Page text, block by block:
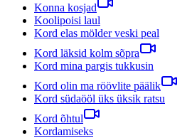
Konna kosjad
Koolipoisi laul
Kord elas mölder veski peal
Kord läksid kolm sõpra
Kord mina pargis tukkusin
Kord olin ma röövlite päälik
Kord südaööl üks üksik ratsu
Kord õhtul
Kordamiseks